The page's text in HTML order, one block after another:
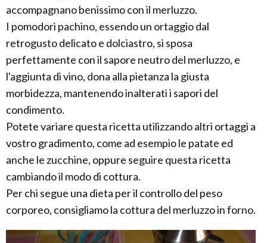
accompagnano benissimo con il merluzzo.
I pomodori pachino, essendo un ortaggio dal
retrogusto delicato e dolciastro, si sposa
perfettamente con il sapore neutro del merluzzo, e
l'aggiunta di vino, dona alla pietanza la giusta
morbidezza, mantenendo inalterati i sapori del
condimento.
Potete variare questa ricetta utilizzando altri ortaggi a
vostro gradimento, come ad esempio le patate ed
anche le zucchine, oppure seguire questa ricetta
cambiando il modo di cottura.
Per chi segue una dieta per il controllo del peso
corporeo, consigliamo la cottura del merluzzo in forno.